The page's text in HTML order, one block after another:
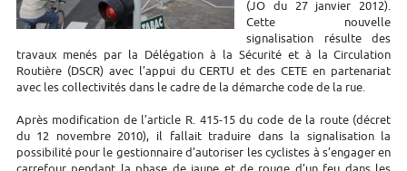
(JO du 27 janvier 2012).
Cette nouvelle
signalisation résulte des
travaux menés par la Délégation à la Sécurité et à la Circulation
Routière (DSCR) avec l’appui du CERTU et des CETE en partenariat
avec les collectivités dans le cadre de la démarche code de la rue.
Après modification de l’article R. 415-15 du code de la route (décret
du 12 novembre 2010), il fallait traduire dans la signalisation la
possibilité pour le gestionnaire d’autoriser les cyclistes à s’engager en